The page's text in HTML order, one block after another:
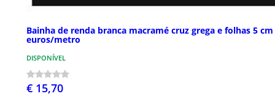
Bainha de renda branca macramé cruz grega e folhas 5 cm
euros/metro
DISPONÍVEL
€ 15,70